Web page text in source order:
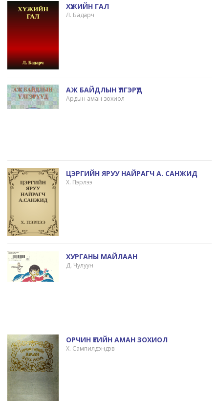
ХҮЖИЙН ГАЛ
Л. Бадарч
АЖ БАЙДЛЫН ҮЛГЭРҮҮД
Ардын аман зохиол
ЦЭРГИЙН ЯРУУ НАЙРАГЧ А. САНЖИД
Х. Пэрлээ
ХУРГАНЫ МАЙЛААН
Д. Чулуун
ОРЧИН ҮЕИЙН АМАН ЗОХИОЛ
Х. Сампилдэндэв